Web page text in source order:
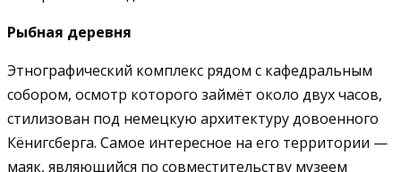
Рыбная деревня
Этнографический комплекс рядом с кафедральным
собором, осмотр которого займёт около двух часов,
стилизован под немецкую архитектуру довоенного
Кёнигсберга. Самое интересное на его территории —
маяк, являющийся по совместительству музеем